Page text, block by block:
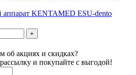
аппарат KENTAMED ESU-dento
+
об акциях и скидках?
и покупайте с выгодой!